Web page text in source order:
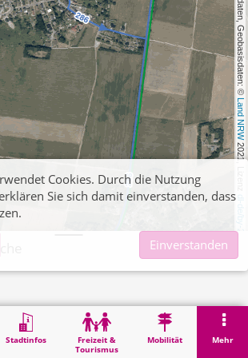
, Kartendaten, Geobasisdaten: ©
Land NRW
2021, Lizenz
dl-de/by-2-0
Stadtinfos
Freizeit &
Tourismus
Mobilität Mehr
Cookies. Durch die Nutzung
Sie sich damit einverstanden, dass
Einverstanden